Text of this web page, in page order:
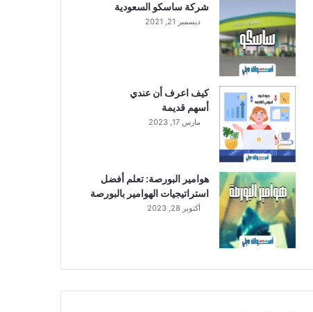
شركة ساسكو السعودية
ديسمبر 21, 2021
كيف اعرف أن عندي
أسهم قديمة
مارس 17, 2023
هوامير البورصة: تعلم أفضل
استراتيجيات الهوامير بالبورصة
أكتوبر 28, 2023